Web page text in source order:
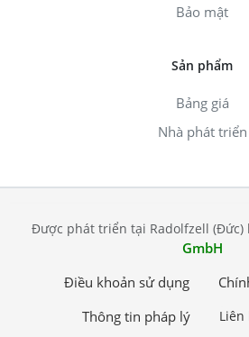
Bảo mật
Sản phẩm
Bảng giá
Nhà phát triển
Được phát triển tại Radolfzell (Đức)
GmbH
Điều khoản sử dụng
Thông tin pháp lý
Liên